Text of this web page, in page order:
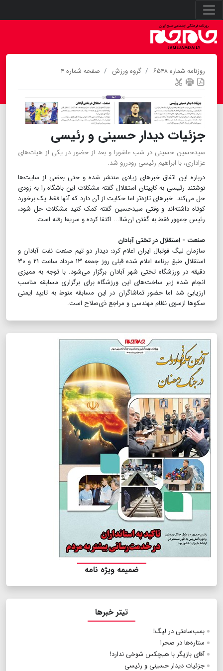
روزنامه شماره ۶۵۴۸ گروه ورزش صفحه شماره ۴
جزئیات دیدار حسینی و رئیسی
سیدحسین حسینی در شب عاشورا و بعد از حضور در یکی از هیات‌های
عزاداری، با ابراهیم رئیسی رودررو شد.
درباره این اتفاق خبرهای زیادی منتشر شده و حتی بعضی از سایت‌ها
نوشتند رئیسی به کاپیتان استقلال گفته مشکلات این باشگاه را به زودی
حل می‌کند. خبرهای تازه‌تر اما حکایت از آن دارد که آنها فقط یک برخورد
کوتاه داشته‌اند و وقتی سیدحسین گفته کمک کنید مشکلات حل شود،
رئیس جمهور فقط به گفتن ان‌شاا... اکتفا کرده و سریعا رفته است.
صنعت - استقلال در تختی آبادان
سازمان لیگ فوتبال ایران اعلام کرد: دیدار دو تیم صنعت نفت آبادان و
استقلال طبق برنامه اعلام شده قبلی روز جمعه ۱۳ مرداد ساعت ۲۱ و ۳۰
دقیقه در ورزشگاه تختی شهر آبادان برگزار می‌شود. با توجه به ممیزی
انجام شده زیر ساخت‌های این ورزشگاه برای برگزاری مسابقه مناسب
ارزیابی شد اما حضور تماشاگران در این مسابقه منوط به تایید ایمنی
سکوها ازسوی نظام مهندسی و مراجع ذی‌صلاح است.
ضمیمه ویژه نامه
تیتر خبرها
بمب‌ساعتی در لیگ!
ستاره‌ها در صحرا
آقای بازیگر با هیچکس شوخی ندارد!
جزئیات دیدار حسینی و رئیسی